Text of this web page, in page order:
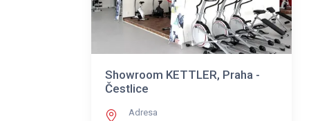
Showroom KETTLER, Praha -
Čestlice
Adresa